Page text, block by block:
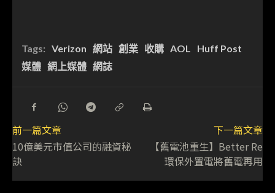
Tags: Verizon 網站 創業 收購 AOL
Huff Post
媒體 網上媒體 網誌
前一篇文章
10億美元市值公司的融資秘
訣
下一篇文章
【舊電池重生】Better Re
環保外置電將舊電再用